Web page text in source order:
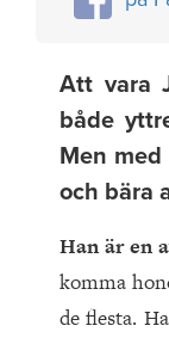
Att vara
både
Men
och bära
Han är en
komma
de flesta.